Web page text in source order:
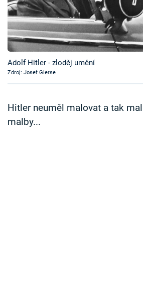
TV Program
Časopis
Sledujte prima+
Adolf Hitler - zloděj umění
Zdroj: Josef Gierse
Hitler neuměl malovat a tak
malby...